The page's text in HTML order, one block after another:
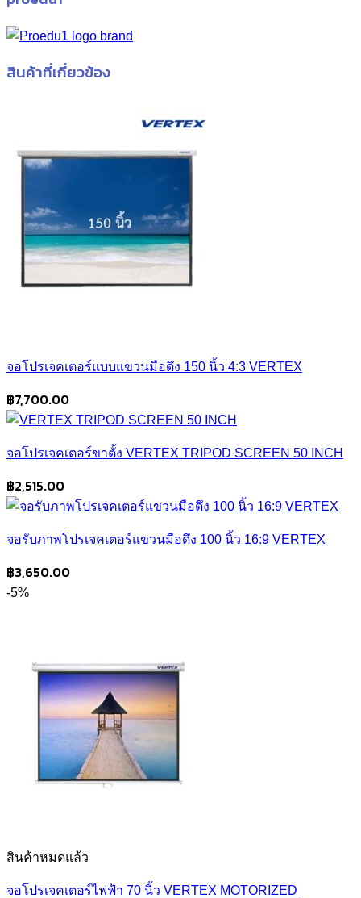
สินค้าที่เกี่ยวข้อง
จอโปรเจคเตอร์แบบแขวนมือดึง 150 นิ้ว 4:3 VERTEX
฿7,700.00
จอโปรเจคเตอร์ขาตั้ง VERTEX TRIPOD SCREEN 50 INCH
฿2,515.00
จอรับภาพโปรเจคเตอร์แขวนมือดึง 100 นิ้ว 16:9 VERTEX
฿3,650.00
-5%
สินค้าหมดแล้ว
จอโปรเจคเตอร์ไฟฟ้า 70 นิ้ว VERTEX MOTORIZED